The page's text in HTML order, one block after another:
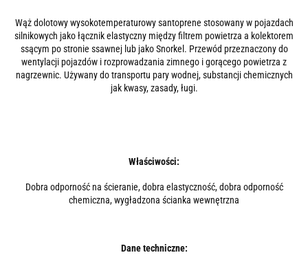
Wąż dolotowy wysokotemperaturowy santoprene stosowany w pojazdach
silnikowych jako łącznik elastyczny między filtrem powietrza a kolektorem
ssącym po stronie ssawnej lub jako Snorkel. Przewód przeznaczony do
wentylacji pojazdów i rozprowadzania zimnego i gorącego powietrza z
nagrzewnic. Używany do transportu pary wodnej, substancji chemicznych
jak kwasy, zasady, ługi.
Właściwości:
Dobra odporność na ścieranie, dobra elastyczność, dobra odporność
chemiczna, wygładzona ścianka wewnętrzna
Dane techniczne: